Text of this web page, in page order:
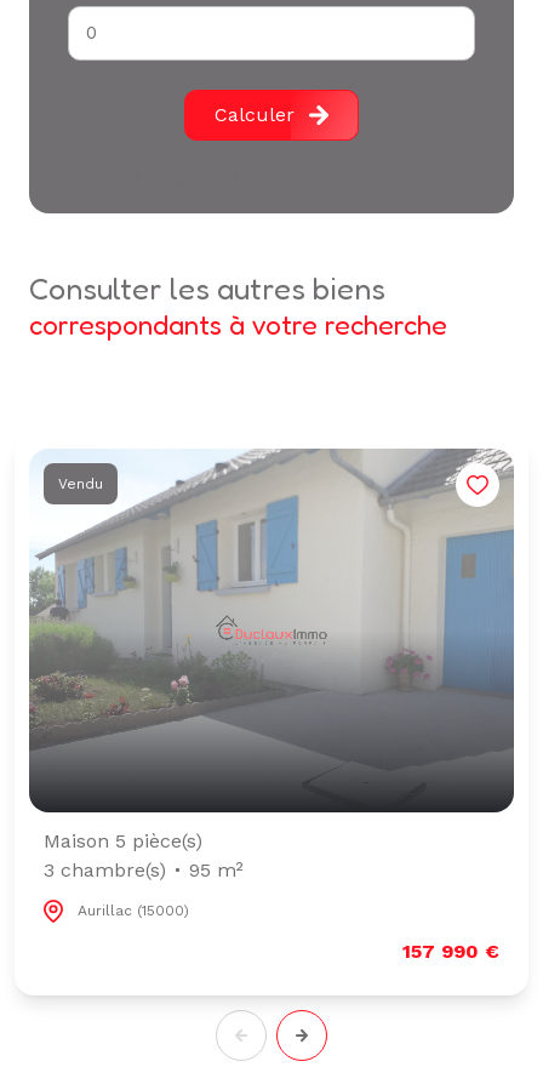
Calculer
consulter les autres biens
correspondants à votre recherche
Vendu
Maison 5 pièce(s)
3 chambre(s)
95 m²
Aurillac (15000)
157 990 €